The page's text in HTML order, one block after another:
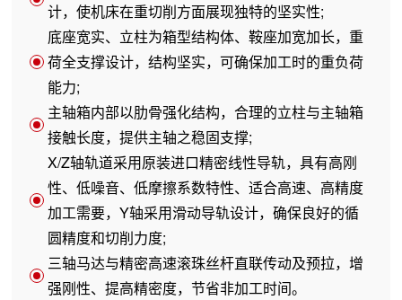
计，使机床在重切削方面展现独特的坚实性;
底座宽实、立柱为箱型结构体、鞍座加宽加长，重
荷全支撑设计，结构坚实，可确保加工时的重负荷
能力;
主轴箱内部以肋骨强化结构，合理的立柱与主轴箱
接触长度，提供主轴之稳固支撑;
X/Z轴轨道采用原装进口精密线性导轨，具有高刚
性、低噪音、低摩擦系数特性、适合高速、高精度
加工需要，Y轴采用滑动导轨设计，确保良好的循
圆精度和切削力度;
三轴马达与精密高速滚珠丝杆直联传动及预拉，增
强刚性、提高精密度，节省非加工时间。